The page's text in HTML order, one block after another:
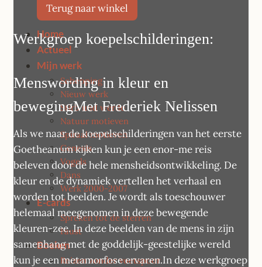
Terug naar winkel
Home
Actueel
Mijn werk
Schepping
Nieuw werk
Stirb und werde
Natuur motieven
Spiraal motieven
Genesis
Vogels
Dans
Werk 2000-2007
E-cards
Spreken tot de sterren
Faust
Boeken
Reizen zonder voetspoor
Werkgroep koepelschilderingen:
Menswording in kleur en
bewegingMet Frederiek Nelissen
Als we naar de koepelschilderingen van het eerste
Goetheanum kijken kun je een enor-me reis
beleven door de hele mensheidsontwikkeling. De
kleur en de dynamiek vertellen het verhaal en
worden tot beelden. Je wordt als toeschouwer
helemaal meegenomen in deze bewegende
kleuren-zee. In deze beelden van de mens in zijn
samenhang met de goddelijk-geestelijke wereld
kun je een metamorfose ervaren.In deze werkgroep